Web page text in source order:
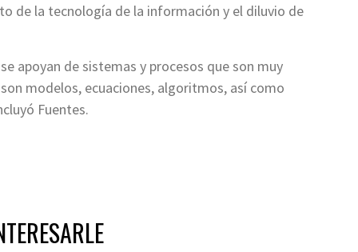
de la tecnología de la información y el diluvio de
apoyan de sistemas y procesos que son muy
modelos, ecuaciones, algoritmos, así como
Fuentes.